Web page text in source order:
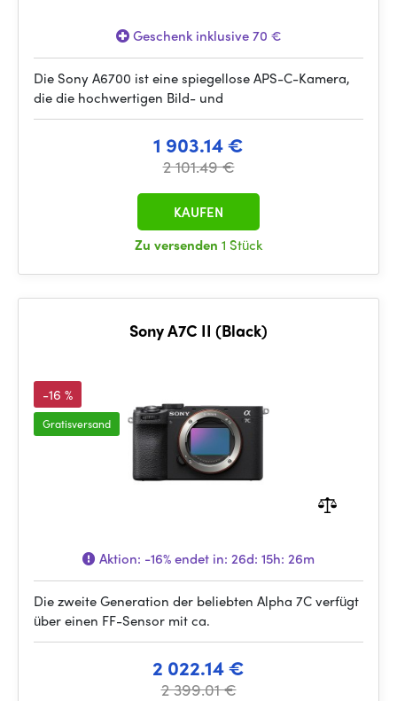
Geschenk inklusive 70 €
Die Sony A6700 ist eine spiegellose APS-C-Kamera,
die die hochwertigen Bild- und
1 903.14 €
2 101.49 €
Zu versenden 1 Stück
KAUFEN
Sony A7C II (Black)
-16 %
Gratisversand
Aktion: -16%endet in: 26d: 15h: 26m
Die zweite Generation der beliebten Alpha 7C verfügt
über einen FF-Sensor mit ca.
2 022.14 €
2 399.01 €